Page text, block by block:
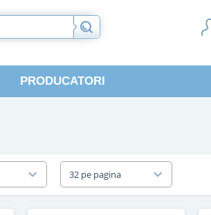
PRODUCATORI
32 pe pagina